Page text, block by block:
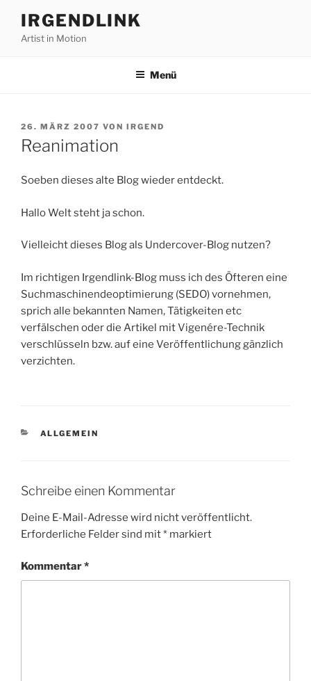
Inhalt
springen
IRGENDLINK
Artist in Motion
Menü
VERÖFFENTLICHT
AM
26. MÄRZ 2007 VON IRGEND
Reanimation
Soeben dieses alte Blog wieder entdeckt.
Hallo Welt steht ja schon.
Vielleicht dieses Blog als Undercover-Blog nutzen?
Im richtigen Irgendlink-Blog muss ich des Öfteren eine
Suchmaschinendeoptimierung (SEDO) vornehmen,
sprich alle bekannten Namen, Tätigkeiten etc
verfälschen oder die Artikel mit Vigenére-Technik
verschlüsseln bzw. auf eine Veröffentlichung gänzlich
verzichten.
KATEGORIEN
ALLGEMEIN
Schreibe einen Kommentar
Deine E-Mail-Adresse wird nicht veröffentlicht.
Erforderliche Felder sind mit* markiert
Kommentar*